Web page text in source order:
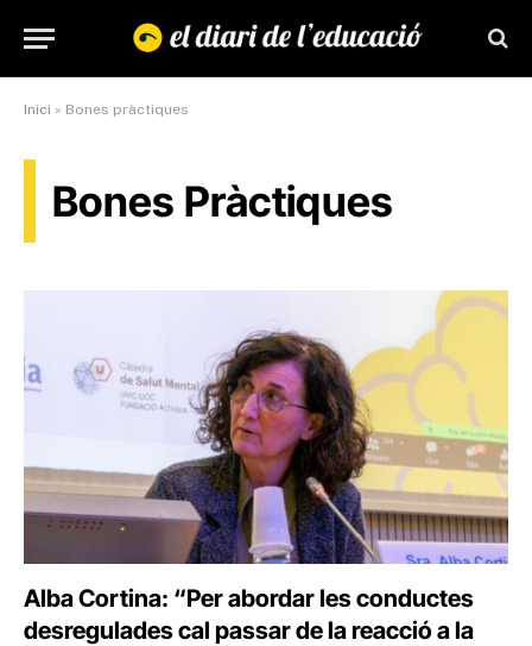
Inici » Bones pràctiques
Bones Pràctiques
Alba Cortina: “Per abordar les conductes
desregulades cal passar de la reacció a la